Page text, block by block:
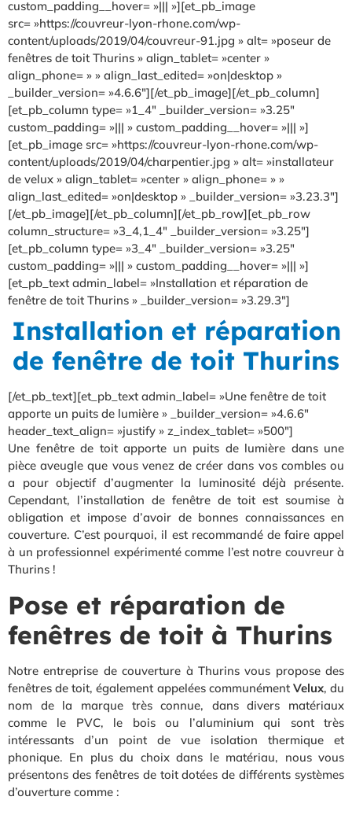
custom_padding__hover= »||| »][et_pb_image
src= »https://couvreur-lyon-rhone.com/wp-
content/uploads/2019/04/couvreur-91.jpg » alt= »poseur de
fenêtres de toit Thurins » align_tablet= »center »
align_phone= » » align_last_edited= »on|desktop »
_builder_version= »4.6.6″][/et_pb_image][/et_pb_column]
[et_pb_column type= »1_4″ _builder_version= »3.25″
custom_padding= »||| » custom_padding__hover= »||| »]
[et_pb_image src= »https://couvreur-lyon-rhone.com/wp-
content/uploads/2019/04/charpentier.jpg » alt= »installateur
de velux » align_tablet= »center » align_phone= » »
align_last_edited= »on|desktop » _builder_version= »3.23.3″]
[/et_pb_image][/et_pb_column][/et_pb_row][et_pb_row
column_structure= »3_4,1_4″ _builder_version= »3.25″]
[et_pb_column type= »3_4″ _builder_version= »3.25″
custom_padding= »||| » custom_padding__hover= »||| »]
[et_pb_text admin_label= »Installation et réparation de
fenêtre de toit Thurins » _builder_version= »3.29.3″]
Installation et réparation
de fenêtre de toit Thurins
[/et_pb_text][et_pb_text admin_label= »Une fenêtre de toit
apporte un puits de lumière » _builder_version= »4.6.6″
header_text_align= »justify » z_index_tablet= »500″]
Une fenêtre de toit apporte un puits de lumière dans une
pièce aveugle que vous venez de créer dans vos combles ou
a pour objectif d’augmenter la luminosité déjà présente.
Cependant, l’installation de fenêtre de toit est soumise à
obligation et impose d’avoir de bonnes connaissances en
couverture. C’est pourquoi, il est recommandé de faire appel
à un professionnel expérimenté comme l’est notre couvreur à
Thurins !
Pose et réparation de
fenêtres de toit à Thurins
Notre entreprise de couverture à Thurins vous propose des
fenêtres de toit, également appelées communément Velux, du
nom de la marque très connue, dans divers matériaux
comme le PVC, le bois ou l’aluminium qui sont très
intéressants d’un point de vue isolation thermique et
phonique. En plus du choix dans le matériau, nous vous
présentons des fenêtres de toit dotées de différents systèmes
d’ouverture comme :